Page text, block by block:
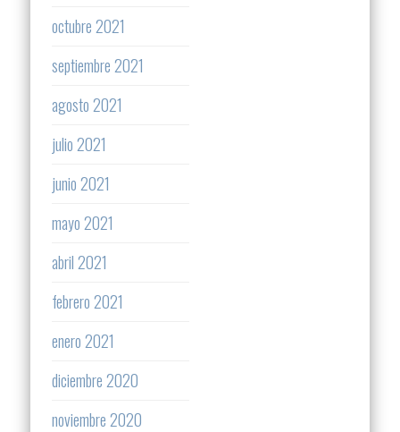
octubre 2021
septiembre 2021
agosto 2021
julio 2021
junio 2021
mayo 2021
abril 2021
febrero 2021
enero 2021
diciembre 2020
noviembre 2020